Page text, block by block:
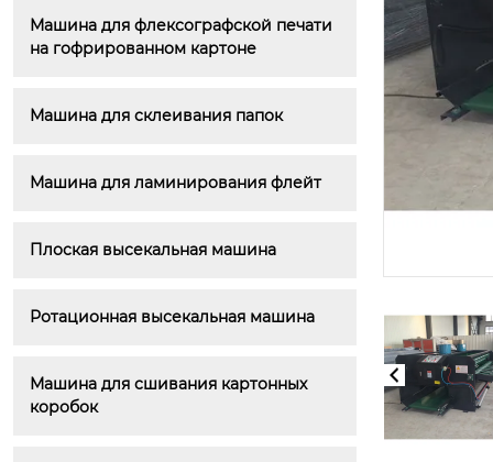
Машина для флексографской печати
на гофрированном картоне
Машина для склеивания папок
Машина для ламинирования флейт
Плоская высекальная машина
Ротационная высекальная машина
Машина для сшивания картонных
коробок